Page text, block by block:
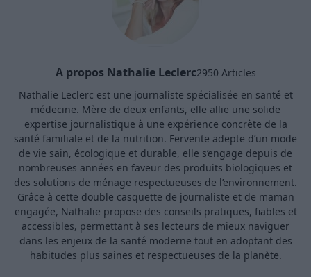
A propos Nathalie Leclerc2950 Articles
Nathalie Leclerc est une journaliste spécialisée en santé et
médecine. Mère de deux enfants, elle allie une solide
expertise journalistique à une expérience concrète de la
santé familiale et de la nutrition. Fervente adepte d’un mode
de vie sain, écologique et durable, elle s’engage depuis de
nombreuses années en faveur des produits biologiques et
des solutions de ménage respectueuses de l’environnement.
Grâce à cette double casquette de journaliste et de maman
engagée, Nathalie propose des conseils pratiques, fiables et
accessibles, permettant à ses lecteurs de mieux naviguer
dans les enjeux de la santé moderne tout en adoptant des
habitudes plus saines et respectueuses de la planète.